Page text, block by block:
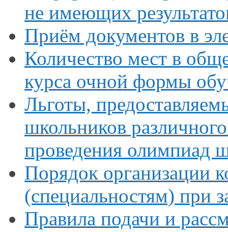
не имеющих
Приём документов в
Количество мест в
курса очной формы
Льготы,
школьников
проведения олимпиад
Порядок организации
(специальностям) при
Правила подачи и